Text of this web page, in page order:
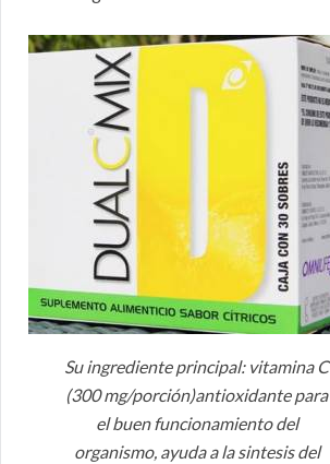
Su ingrediente principal: vitamina C
(300 mg/porción)antioxidante para
el buen funcionamiento del
organismo, ayuda a la sintesis del